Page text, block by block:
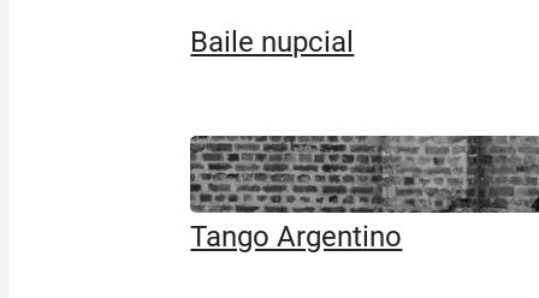
Baile nupcial
Tango Argentino